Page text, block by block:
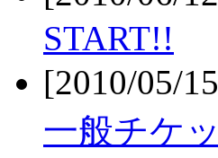
START!!
[2010/05/
一般チケ